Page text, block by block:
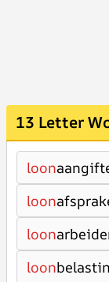
13 Letter
loon
loon
loon
loon